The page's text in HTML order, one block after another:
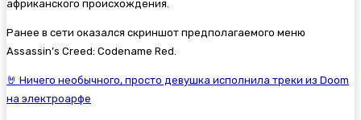
африканского происхождения.
Ранее в сети оказался скриншот предполагаемого меню
Assassin’s Creed: Codename Red.
🤘 Ничего необычного, просто девушка исполнила треки из Doom
на электроарфе